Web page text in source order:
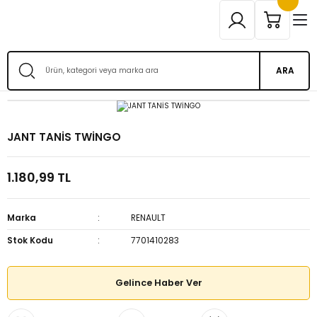
ARA
JANT TANİS TWİNGO
1.180,99 TL
Marka
RENAULT
Stok Kodu
7701410283
Gelince Haber Ver